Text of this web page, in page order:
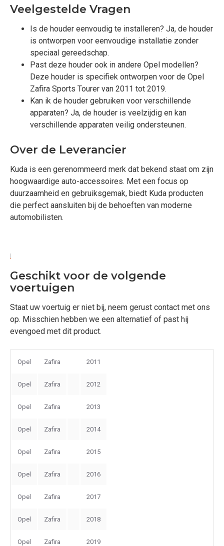
Veelgestelde Vragen
Is de houder eenvoudig te installeren? Ja, de houder
is ontworpen voor eenvoudige installatie zonder
speciaal gereedschap.
Past deze houder ook in andere Opel modellen?
Deze houder is specifiek ontworpen voor de Opel
Zafira Sports Tourer van 2011 tot 2019.
Kan ik de houder gebruiken voor verschillende
apparaten? Ja, de houder is veelzijdig en kan
verschillende apparaten veilig ondersteunen.
Over de Leverancier
Kuda is een gerenommeerd merk dat bekend staat om zijn
hoogwaardige auto-accessoires. Met een focus op
duurzaamheid en gebruiksgemak, biedt Kuda producten
die perfect aansluiten bij de behoeften van moderne
automobilisten.
Geschikt voor de volgende
voertuigen
Staat uw voertuig er niet bij, neem gerust contact met ons
op. Misschien hebben we een alternatief of past hij
evengoed met dit product.
Opel Zafira 2011
Opel Zafira 2012
Opel Zafira 2013
Opel Zafira 2014
Opel Zafira 2015
Opel Zafira 2016
Opel Zafira 2017
Opel Zafira 2018
Opel Zafira 2019